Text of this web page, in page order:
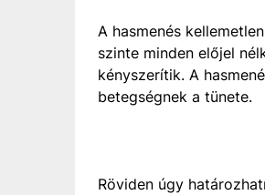
A hasmenés
szinte minden előjel
kényszerítik. A
betegségnek a tünete.
Röviden úgy